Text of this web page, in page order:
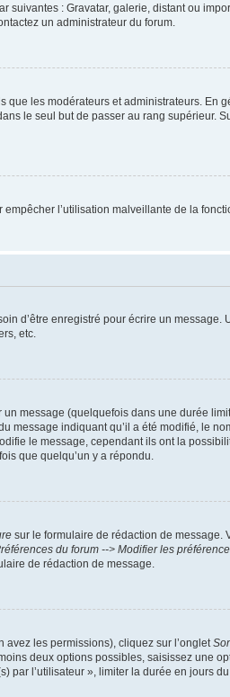
suivantes : Gravatar, galerie, distant ou
un administrateur du forum.
que les modérateurs et administrateurs. En
le seul but de passer au rang supérieur.
l’utilisation malveillante de la
d’être enregistré pour écrire un message.
etc.
message (quelquefois dans une durée
message indiquant qu’il a été modifié, le
le message, cependant ils ont la
que quelqu’un y a répondu.
sur le formulaire de rédaction de message.
du forum --> Modifier les
de rédaction de message.
avez les permissions), cliquez sur l’onglet
deux options possibles, saisissez une
par l’utilisateur », limiter la durée en jours